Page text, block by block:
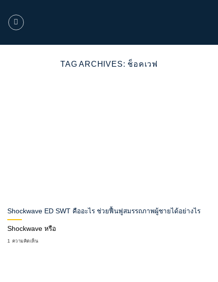
TAG ARCHIVES: ช็อคเวฟ
Shockwave ED SWT คืออะไร ช่วยฟื้นฟูสมรรถภาพผู้ชายได้อย่างไร
Shockwave หรือ
1 ความคิดเห็น